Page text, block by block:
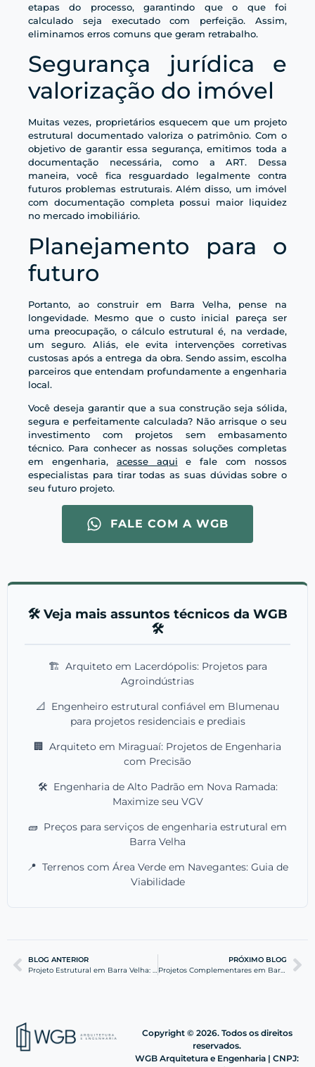
etapas do processo, garantindo que o que foi
calculado seja executado com perfeição. Assim,
eliminamos erros comuns que geram retrabalho.
Segurança jurídica e
valorização do imóvel
Muitas vezes, proprietários esquecem que um projeto
estrutural documentado valoriza o patrimônio. Com o
objetivo de garantir essa segurança, emitimos toda a
documentação necessária, como a ART. Dessa
maneira, você fica resguardado legalmente contra
futuros problemas estruturais. Além disso, um imóvel
com documentação completa possui maior liquidez
no mercado imobiliário.
Planejamento para o
futuro
Portanto, ao construir em Barra Velha, pense na
longevidade. Mesmo que o custo inicial pareça ser
uma preocupação, o cálculo estrutural é, na verdade,
um seguro. Aliás, ele evita intervenções corretivas
custosas após a entrega da obra. Sendo assim, escolha
parceiros que entendam profundamente a engenharia
local.
Você deseja garantir que a sua construção seja sólida,
segura e perfeitamente calculada? Não arrisque o seu
investimento com projetos sem embasamento
técnico. Para conhecer as nossas soluções completas
em engenharia, acesse aqui e fale com nossos
especialistas para tirar todas as suas dúvidas sobre o
seu futuro projeto.
FALE COM A WGB
🛠️ Veja mais assuntos técnicos da WGB
🛠️
🏗️ Arquiteto em Lacerdópolis: Projetos para
Agroindústrias
📐
Engenheiro estrutural confiável em Blumenau
para projetos residenciais e prediais
🏢
Arquiteto em Miraguaí: Projetos de Engenharia
com Precisão
🛠️ Engenharia de Alto Padrão em Nova Ramada:
Maximize seu VGV
🧱 Preços para serviços de engenharia estrutural em
Barra Velha
📍 Terrenos com Área Verde em Navegantes: Guia de
Viabilidade
BLOG ANTERIOR
Projeto Estrutural em Barra Velha: Segurança e Eficiência
PRÓXIMO BLOG
Projetos Complementares em Barra Velha: Guia Técnico WGB
Copyright © 2026. Todos os direitos
reservados.
WGB Arquitetura e Engenharia | CNPJ: